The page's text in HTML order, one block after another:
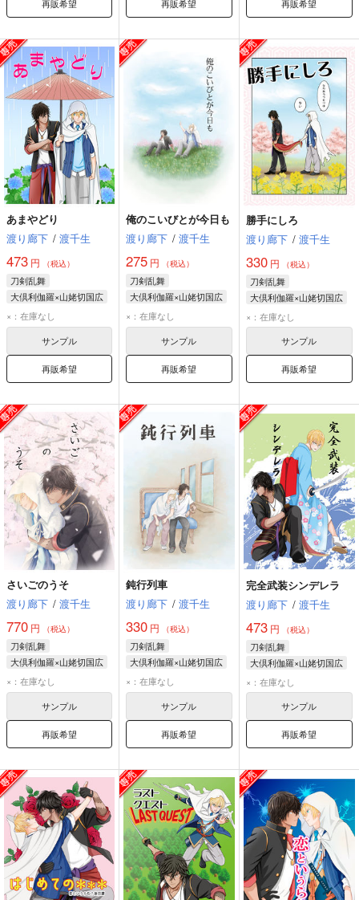
再販希望 再販希望 再販希望
あまやどり
渡り廊下 / 渡千生
473 円 （税込）
刀剣乱舞
大倶利伽羅×山姥切国広
大倶利伽羅
山姥切国広
×：在庫なし
サンプル
再販希望
俺のこいびとが今日も
渡り廊下 / 渡千生
275 円 （税込）
刀剣乱舞
大倶利伽羅×山姥切国広
大倶利伽羅
山姥切国広
×：在庫なし
サンプル
再販希望
勝手にしろ
渡り廊下 / 渡千生
330円 （税込）
刀剣乱舞
大倶利伽羅×山姥切国広
大倶利伽羅
山姥切国広
×：在庫なし
サンプル
再販希望
さいごのうそ
渡り廊下 / 渡千生
770 円 （税込）
刀剣乱舞
大倶利伽羅×山姥切国広
大倶利伽羅
山姥切国広
×：在庫なし
サンプル
再販希望
鈍行列車
渡り廊下 / 渡千生
330 円 （税込）
刀剣乱舞
大倶利伽羅×山姥切国広
大倶利伽羅
山姥切国広
×：在庫なし
サンプル
再販希望
完全武装シンデレラ
渡り廊下 / 渡千生
473円 （税込）
刀剣乱舞
大倶利伽羅×山姥切国広
大倶利伽羅
山姥切国広
×：在庫なし
サンプル
再販希望